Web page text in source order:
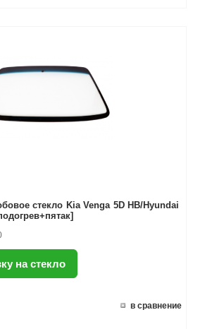
стекло Kia Venga 5D HB/Hyundai
на стекло
в сравнение